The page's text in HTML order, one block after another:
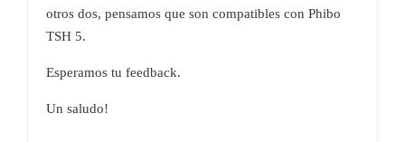
otros dos, pensamos que son compatibles con Phibo
TSH 5.
Esperamos tu feedback.
Un saludo!